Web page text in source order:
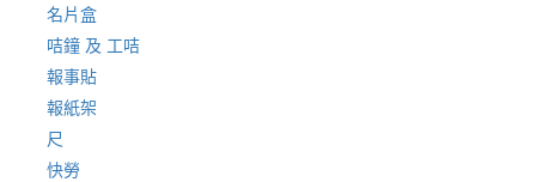
名片盒
咭鐘 及 工咭
報事貼
報紙架
尺
快勞